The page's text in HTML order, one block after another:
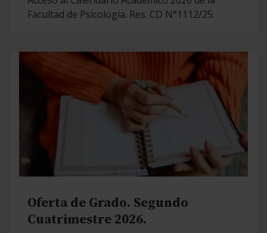
Facultad de Psicología. Res. CD N°1112/25.
Oferta de Grado. Segundo
Cuatrimestre 2026.